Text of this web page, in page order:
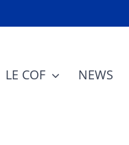
LE COF NEWS